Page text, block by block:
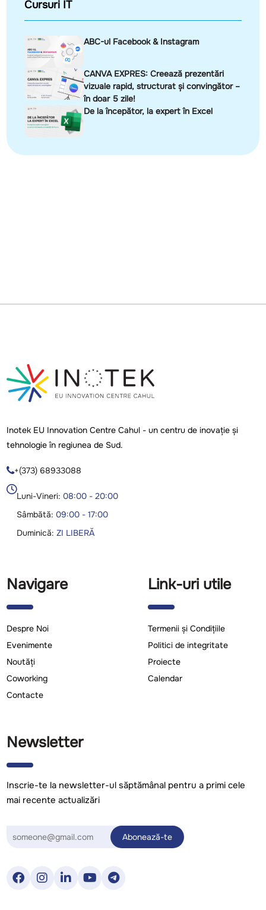
Cursuri IT
ABC-ul Facebook & Instagram
CANVA EXPRES: Creează prezentări
vizuale rapid, structurat și convingător –
în doar 5 zile!
De la începător, la expert în Excel
Inotek EU Innovation Centre Cahul - un centru de inovație și
tehnologie în regiunea de Sud.
+(373) 68933088

Luni-Vineri:08:00 - 20:00
Sâmbătă:09:00 - 17:00
Duminică:ZI LIBERĂ
Navigare
Despre Noi
Evenimente
Noutăți
Coworking
Contacte
Link-uri utile
Termenii și Condițiile
Politici de integritate
Proiecte
Calendar
Newsletter
Inscrie-te la newsletter-ul săptămânal pentru a primi cele
mai recente actualizări